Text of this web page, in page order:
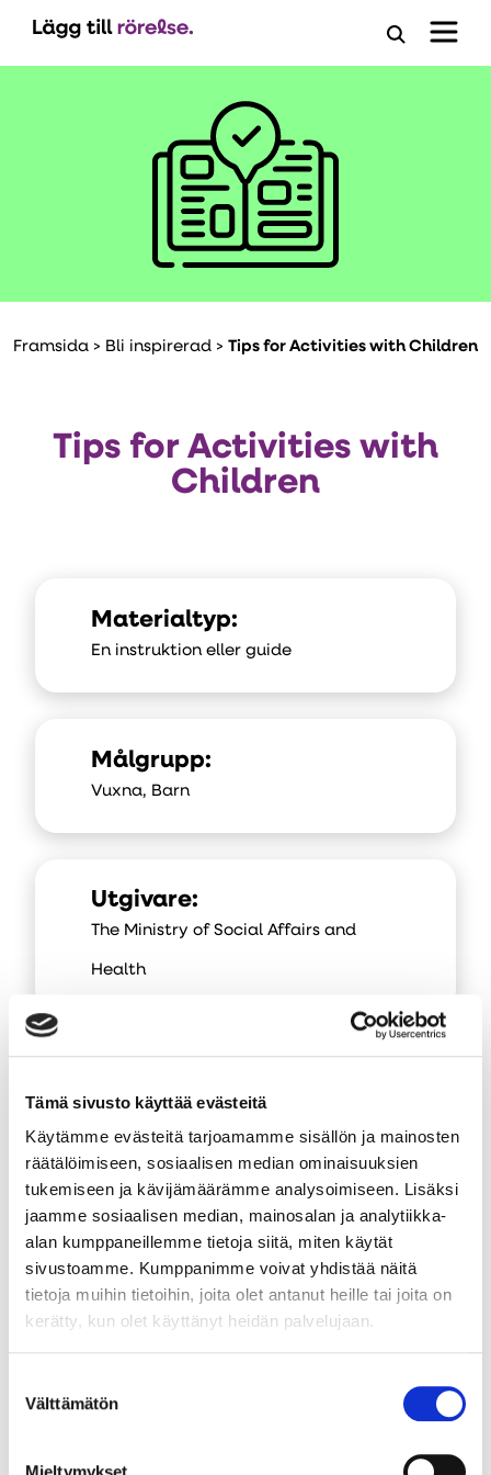
Tämä sivusto käyttää evästeitä
Käytämme evästeitä tarjoamamme sisällön ja mainosten
räätälöimiseen, sosiaalisen median ominaisuuksien
tukemiseen ja kävijämäärämme analysoimiseen. Lisäksi
jaamme sosiaalisen median, mainosalan ja analytiikka-
alan kumppaneillemme tietoja siitä, miten käytät
sivustoamme. Kumppanimme voivat yhdistää näitä
tietoja muihin tietoihin, joita olet antanut heille tai joita on
kerätty, kun olet käyttänyt heidän palvelujaan.
valinta
Välttämätön
Mieltymykset
Öppna
Framsida > Bli inspirerad > Tips for Activities with Children
Tips for Activities with
Children
Materialtyp:
En instruktion eller guide
Målgrupp:
Vuxna, Barn
Utgivare:
The Ministry of Social Affairs and
Health
2025
Kort beskrivning av
materialet:
The family activity brochure, created
by an expert group from the Ministry
tips on how to play and do things